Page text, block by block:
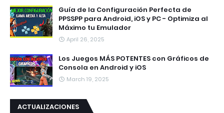
Guía de la Configuración Perfecta de
PPSSPP para Android, iOS y PC - Optimiza al
Máximo tu Emulador
April 26, 2025
Los Juegos MÁS POTENTES con Gráficos de
Consola en Android y iOS
March 19, 2025
ACTUALIZACIONES